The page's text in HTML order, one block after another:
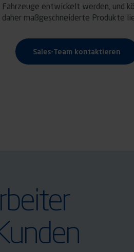
Fahrzeuge entwickelt werden, und
daher maßgeschneiderte Produkte
Sales-Team kontaktieren